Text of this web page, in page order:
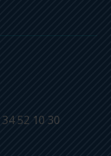
52 10 30